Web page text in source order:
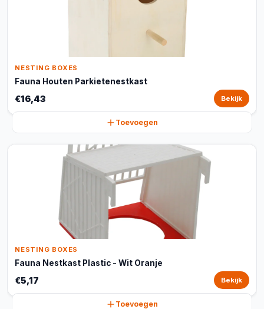
NESTING BOXES
Fauna Houten Parkietenestkast
€16,43 Bekijk
Toevoegen
NESTING BOXES
Fauna Nestkast Plastic - Wit Oranje
€5,17 Bekijk
Toevoegen